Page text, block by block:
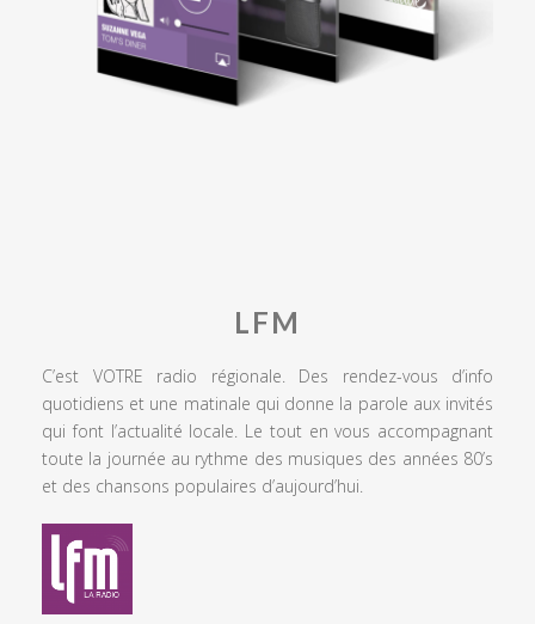
LFM
C’est VOTRE radio régionale. Des rendez-vous d’info
quotidiens et une matinale qui donne la parole aux invités
qui font l’actualité locale. Le tout en vous accompagnant
toute la journée au rythme des musiques des années 80’s
et des chansons populaires d’aujourd’hui.